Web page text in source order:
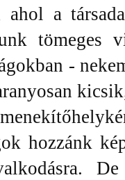
a
tömeges
-
hozzánk